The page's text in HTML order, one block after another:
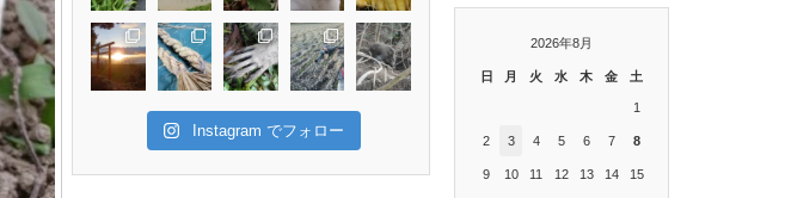
Instagram でフォロー
2026年8月
日 月 火 水 木 金 土
1
2 3 4 5 6 7 8
9 10 11 12 13 14 15